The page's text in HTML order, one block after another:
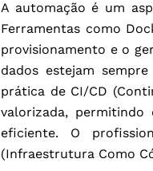
A automação é um
Ferramentas como
provisionamento e o
dados estejam
prática de CI/CD
valorizada, permitindo
eficiente. O
(Infraestrutura Como